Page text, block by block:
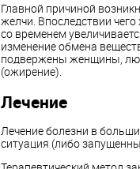
Главной причиной
желчи. Впоследствии
со временем
изменение обмена
подвержены женщины,
(ожирение).
Лечение
Лечение болезни в
ситуация (либо